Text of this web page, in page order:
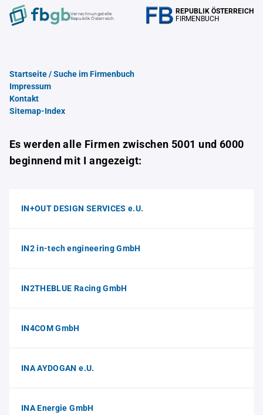
Verrechnungstelle
Republik Österreich
REPUBLIK ÖSTERREICH
FIRMENBUCH
Startseite / Suche im Firmenbuch
Impressum
Kontakt
Sitemap-Index
Es werden alle Firmen zwischen 5001 und 6000
beginnend mit I angezeigt:
IN+OUT DESIGN SERVICES e.U.
IN2 in-tech engineering GmbH
IN2THEBLUE Racing GmbH
IN4COM GmbH
INA AYDOGAN e.U.
INA Energie GmbH